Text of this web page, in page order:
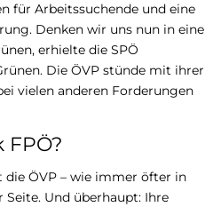
für Arbeitssuchende und eine
Denken wir uns nun in eine
erhielte die SPÖ
Die ÖVP stünde mit ihrer
vielen anderen Forderungen
FPÖ?
ÖVP – wie immer öfter in
Seite. Und überhaupt: Ihre